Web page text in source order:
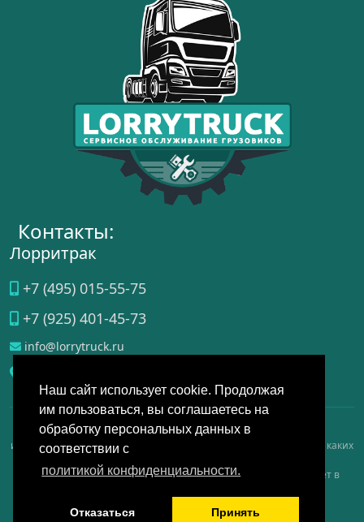
Наш сайт использует cookie. Продолжая
им пользоваться, вы соглашаетесь на
обработку персональных данных в
соответствии с
политикой конфиденциальности.
Отказаться Принять
Контакты:
Лорритрак
+7 (495) 015-55-75
+7 (925) 401-45-73
info@lorrytruck.ru
Данный интернет-сайт носит исключительно справочно-
информационный, аналитический, обзорный характер и ни при каких
положениями Статьи 437 Гражданского кодекса РФ, и не имеет в
Политика конфиденциальности